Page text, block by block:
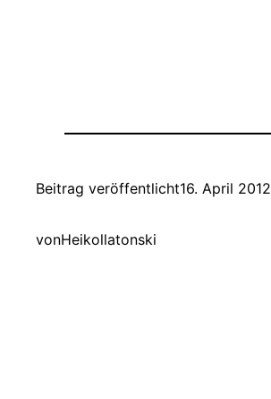
Beitrag veröffentlicht16. April 2012
vonHeikollatonski